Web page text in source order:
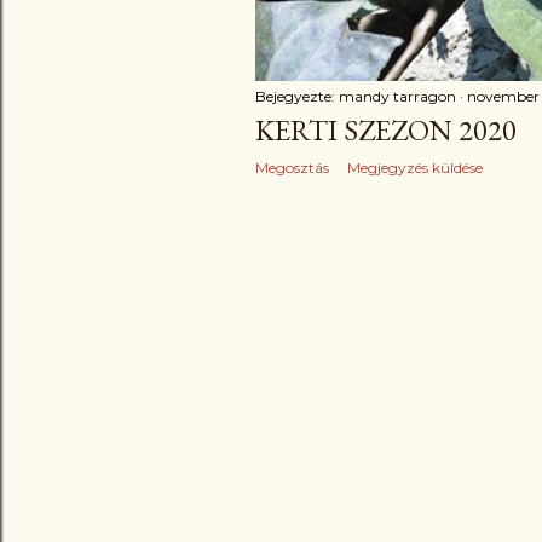
Bejegyezte: mandy tarragon
KERTI SZEZON 2020
Megosztás Megjegyzés küldése